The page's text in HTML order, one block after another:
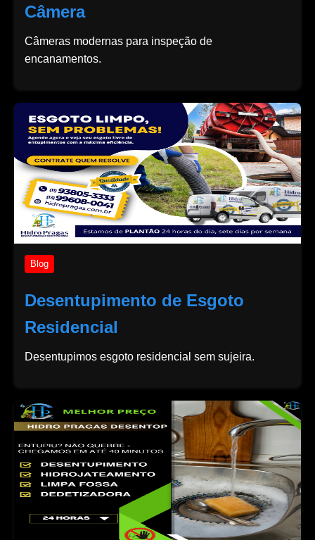
Câmera
Câmeras modernas para inspeção de
encanamentos.
Blog
Desentupimento de Esgoto
Residencial
Desentupimos esgoto residencial sem sujeira.